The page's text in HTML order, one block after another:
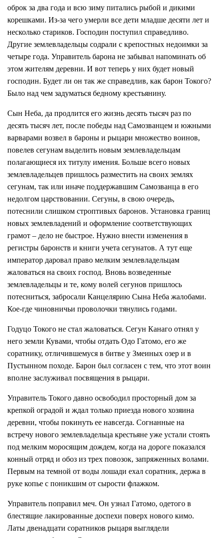
оброк за два года и всю зиму питались рыбой и дикими
корешками. Из-за чего умерли все дети младше десяти лет и
несколько стариков. Господин поступил справедливо.
Другие землевладельцы содрали с крепостных недоимки за
четыре года. Управитель барона не забывал напоминать об
этом жителям деревни. И вот теперь у них будет новый
господин. Будет ли он так же справедлив, как барон Токого?
Было над чем задуматься бедному крестьянину.
Сын Неба, да продлится его жизнь десять тысяч раз по
десять тысяч лет, после победы над Самозванцем и южными
варварами возвел в бароны и рыцари множество воинов,
повелев сегунам выделить новым землевладельцам
полагающиеся их титулу имения. Больше всего новых
землевладельцев пришлось разместить на своих землях
сегунам, так или иначе поддержавшим Самозванца в его
недолгом царствовании. Сегуны, в свою очередь,
потеснили слишком строптивых баронов. Установка границ
новых землевладений и оформление соответствующих
грамот – дело не быстрое. Нужно внести изменения в
регистры баронств и книги учета сегунатов. А тут еще
император даровал право мелким землевладельцам
жаловаться на своих господ. Вновь возведенные
землевладельцы и те, кому волей сегунов пришлось
потесниться, забросали Канцелярию Сына Неба жалобами.
Кое-где чиновничьи проволочки тянулись годами.
Годуцо Токого не стал жаловаться. Сегун Канаго отнял у
него земли Кувами, чтобы отдать Одо Гатомо, его же
соратнику, отличившемуся в битве у Змеиных озер и в
Пустынном походе. Барон был согласен с тем, что этот воин
вполне заслуживал посвящения в рыцари.
Управитель Токого давно освободил просторный дом за
крепкой оградой и ждал только приезда нового хозяина
деревни, чтобы покинуть ее навсегда. Согнанные на
встречу нового землевладельца крестьяне уже устали стоять
под мелким моросящим дождем, когда на дороге показался
конный отряд и обоз из трех повозок, запряженных волами.
Первым на темной от воды лошади ехал соратник, держа в
руке копье с поникшим от сырости флажком.
Управитель поправил меч. Он узнал Гатомо, одетого в
блестящие лакированные доспехи поверх нового кимо.
Латы двенадцати соратников рыцаря выглядели